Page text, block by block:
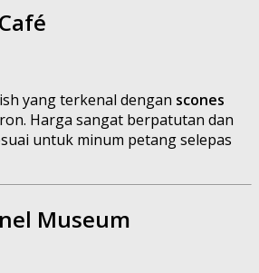
yang terkenal dengan scones
Harga sangat berpatutan dan
untuk minum petang selepas
Museum